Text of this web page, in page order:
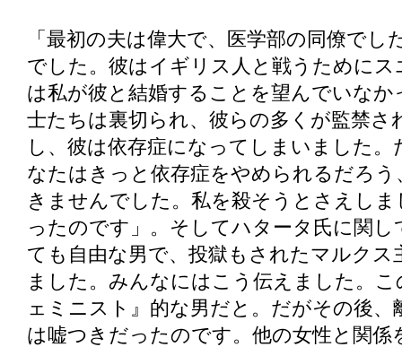
「最初の夫は偉大で、医学部の同僚で
でした。彼はイギリス人と戦うために
は私が彼と結婚することを望んでいな
士たちは裏切られ、彼らの多くが監禁さ
し、彼は依存症になってしまいました
なたはきっと依存症をやめられるだろ
きませんでした。私を殺そうとさえし
ったのです」。そしてハタータ氏に関
ても自由な男で、投獄もされたマルク
ました。みんなにはこう伝えました。
ェミニスト』的な男だと。だがその後
は嘘つきだったのです。他の女性と関